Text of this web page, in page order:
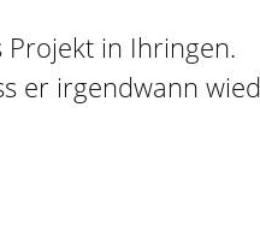
Projekt in Ihringen.
er irgendwann